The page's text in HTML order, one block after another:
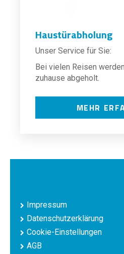
Haustürabholung
Unser Service für Sie:
Bei vielen Reisen
zuhause abgeholt.
MEHR
Impressum
Datenschutzerklärung
Cookie-Einstellungen
AGB